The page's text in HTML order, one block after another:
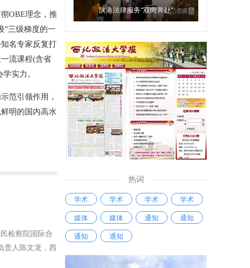
OBE理念，推
”三级梯度的一
名专家反复打
流课程(含省
实力。
范引领作用，
明的国内高水
检察院国际合
责人陈文龙，西
琦主持会议。
陕港法律服务“双向奔赴”
热词
学术 学术 学术
学术
媒体
媒体 通知
通知
通知
通知